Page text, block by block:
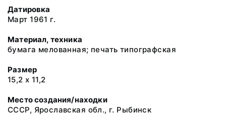
Датировка
Март 1961 г.
Материал, техника
бумага мелованная; печать типографская
Размер
15,2 х 11,2
Место создания/находки
СССР, Ярославская обл., г. Рыбинск